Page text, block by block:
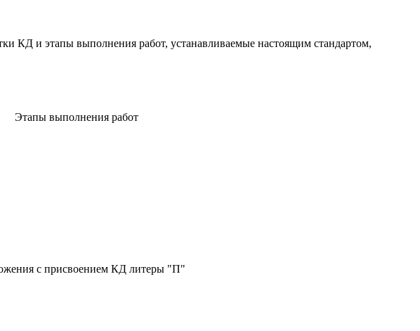
КД и этапы выполнения работ, устанавливаемые настоящим стандартом,
Этапы выполнения работ
с присвоением КД литеры "П"